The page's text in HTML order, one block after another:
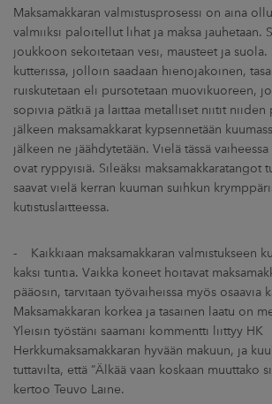
Maksamakkaran valmistusprosessi on aina
valmiiksi paloitellut lihat ja maksa jauhetaan.
joukkoon sekoitetaan vesi, mausteet ja suola.
kutterissa, jolloin saadaan hienojakoinen,
ruiskutetaan eli pursotetaan muovikuoreen,
sopivia pätkiä ja laittaa metalliset niitit niiden
jälkeen maksamakkarat kypsennetään
jälkeen ne jäähdytetään. Vielä tässä vaiheessa
ovat ryppyisiä. Sileäksi maksamakkaratangot
saavat vielä kerran kuuman suihkun
kutistuslaitteessa.
- Kaikkiaan maksamakkaran valmistukseen
kaksi tuntia. Vaikka koneet hoitavat
pääosin, tarvitaan työvaiheissa myös osaavia
Maksamakkaran korkea ja tasainen laatu on
Yleisin työstäni saamani kommentti liittyy HK
Herkkumaksamakkaran hyvään makuun, ja
tuttavilta, että ”Älkää vaan koskaan muuttako
kertoo Teuvo Laine.